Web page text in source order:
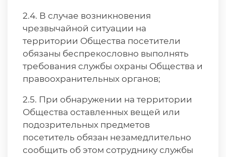
2.4. В случае возникновения
чрезвычайной ситуации на
территории Общества посетители
обязаны беспрекословно выполнять
требования службы охраны Общества и
правоохранительных органов;
2.5. При обнаружении на территории
Общества оставленных вещей или
подозрительных предметов
посетитель обязан незамедлительно
сообщить об этом сотруднику службы